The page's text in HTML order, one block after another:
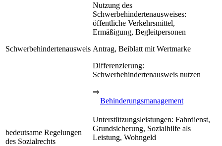
Schwerbehindertenausweis
Nutzung des
Schwerbehindertenausweises:
öffentliche Verkehrsmittel,
Ermäßigung, Begleitpersonen
Antrag, Beiblatt mit Wertmarke
Differenzierung:
Schwerbehindertenausweis nutzen
⇒
Behinderungsmanagement
bedeutsame Regelungen
des Sozialrechts
Unterstützungsleistungen: Fahrdienst,
Grundsicherung, Sozialhilfe als
Leistung, Wohngeld